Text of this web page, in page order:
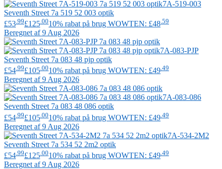
7A-519-003
Seventh Street 7a 519 52 003 optik
£53 .99£125 .0010% rabat på brug WOWTEN: £48 .59
Beregnet af 9 Aug 2026
7A-083-PJP
Seventh Street 7a 083 48 pjp optik
£54 .99£105 .0010% rabat på brug WOWTEN: £49 .49
Beregnet af 9 Aug 2026
7A-083-086
Seventh Street 7a 083 48 086 optik
£54 .99£105 .0010% rabat på brug WOWTEN: £49 .49
Beregnet af 9 Aug 2026
7A-534-2M2
Seventh Street 7a 534 52 2m2 optik
£54 .99£125 .0010% rabat på brug WOWTEN: £49 .49
Beregnet af 9 Aug 2026